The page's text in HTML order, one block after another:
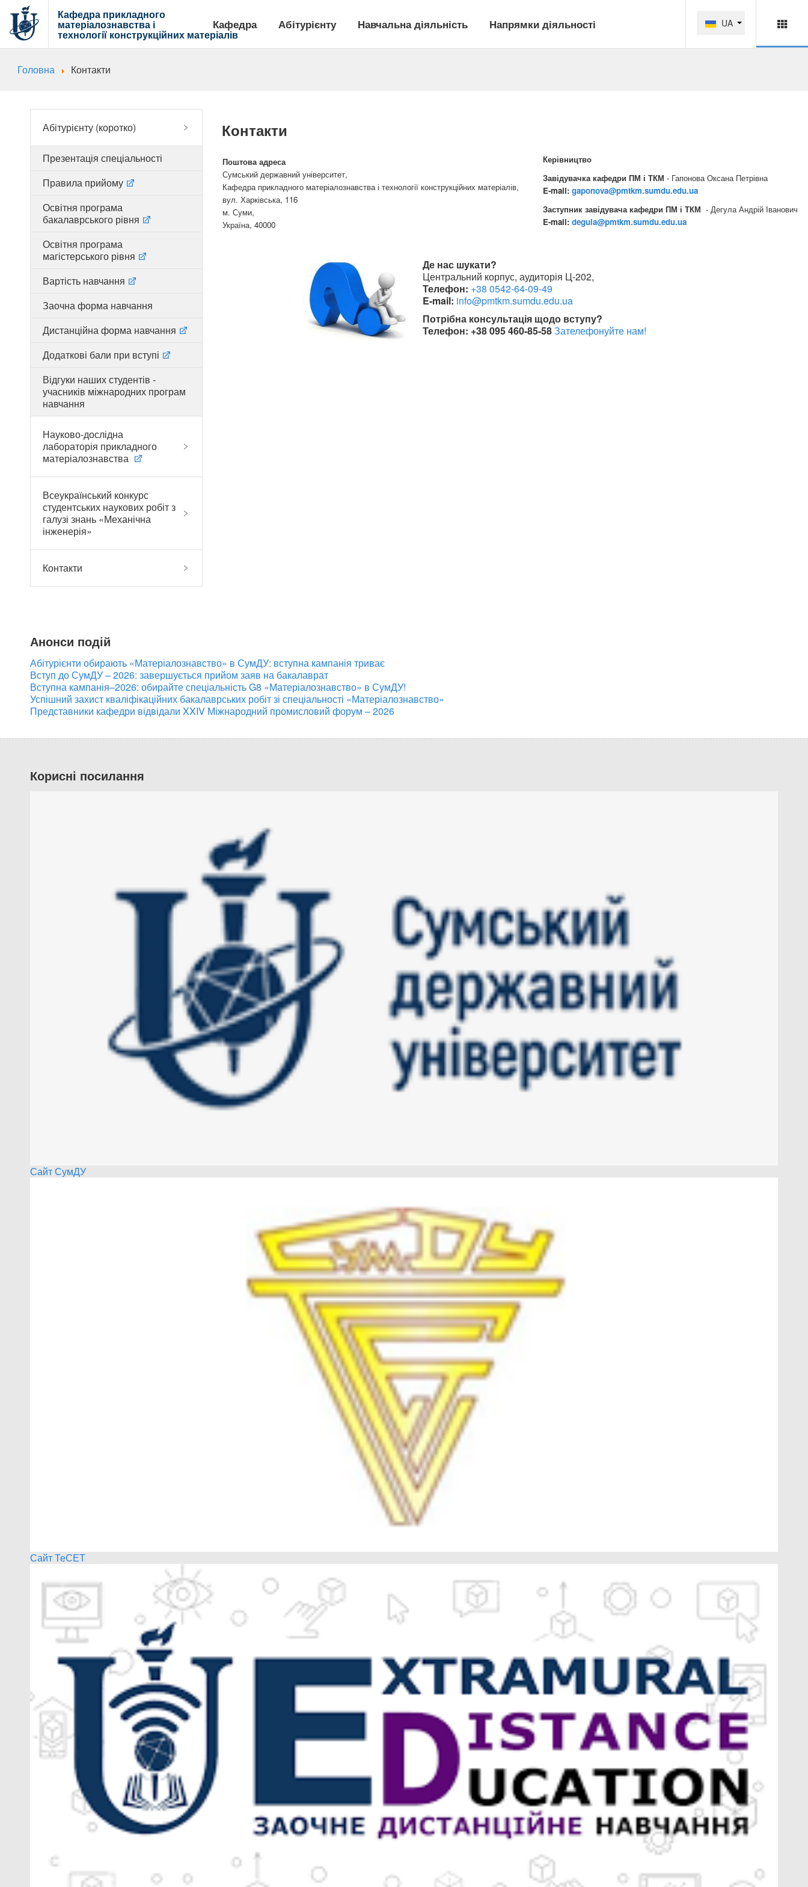
Кафедра прикладного
матеріалознавства і
технології конструкційних матеріалів
Кафедра Абітурієнту Навчальна діяльність Напрямки діяльності UA
Головна Контакти
Абітурієнту (коротко)
Презентація спеціальності
Правила прийому
Освітня програма
бакалаврського рівня
Освітня програма
магістерського рівня
Вартість навчання
Заочна форма навчання
Дистанційна форма навчання
Додаткові бали при вступі
Відгуки наших студентів -
учасників міжнародних програм
навчання
Науково-дослідна
лабораторія прикладного
матеріалознавства
Всеукраїнський конкурс
студентських наукових робіт з
галузі знань «Механічна
інженерія»
Контакти
Контакти
Поштова адреса
Сумський державний університет,
Кафедра прикладного матеріалознавства і технології конструкційних матеріалів,
вул. Харківська, 116
м. Суми,
Україна, 40000
Керівництво
Завідувачка кафедри ПМ і ТКМ - Гапонова Оксана Петрівна
E-mail: gaponova@pmtkm.sumdu.edu.ua
Заступник завідувача кафедри ПМ і ТКМ - Дегула Андрій Іванович
E-mail: degula@pmtkm.sumdu.edu.ua
Де нас шукати?
Центральний корпус, аудиторія Ц-202,
Телефон: +38 0542-64-09-49
E-mail: info@pmtkm.sumdu.edu.ua
Потрібна консультація щодо вступу?
Телефон: +38 095 460-85-58Зателефонуйте нам!
Анонси подій
Абітурієнти обирають «Матеріалознавство» в СумДУ: вступна кампанія триває
Вступ до СумДУ – 2026: завершується прийом заяв на бакалаврат
Вступна кампанія–2026: обирайте спеціальність G8 «Матеріалознавство» в СумДУ!
Успішний захист кваліфікаційних бакалаврських робіт зі спеціальності «Матеріалознавство»
Представники кафедри відвідали XXIV Міжнародний промисловий форум – 2026
Корисні посилання
Сайт СумДУ
Сайт ТеСЕТ